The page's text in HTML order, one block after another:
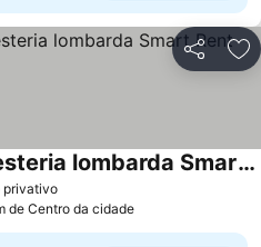
Partilhar
privativo
Dimora dell'Arte - Foresteria lombarda Smart Rent
de Centro da cidade